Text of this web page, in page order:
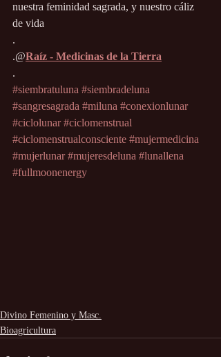
nuestra feminidad sagrada, y nuestro cáliz
de vida
.
.@Raíz - Medicinas de la Tierra
.
#siembratuluna #siembradeluna
#sangresagrada #miluna #conexionlunar
#ciclolunar #ciclomenstrual
#ciclomenstrualconsciente #mujermedicina
#mujerlunar #mujeresdeluna #lunallena
#fullmoonenergy
Divino Femenino y Masc.
Bioagricultura